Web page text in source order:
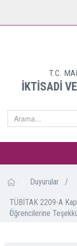
T.C.
İKTİSADİ
Duyurular /
TÜBİTAK 2209-A
Öğrencilerine